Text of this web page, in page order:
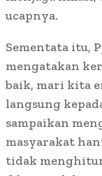
ucapnya.
Sementata itu,
mengatakan
baik, mari kita
langsung
sampaikan
masyarakat
tidak